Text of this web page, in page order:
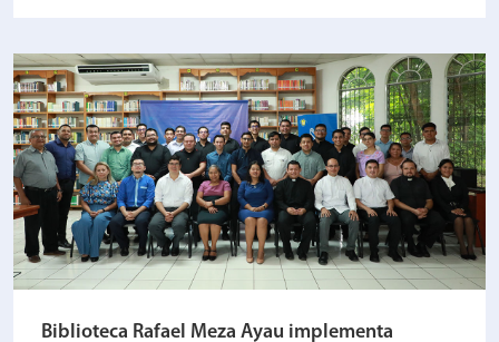
Biblioteca Rafael Meza Ayau implementa